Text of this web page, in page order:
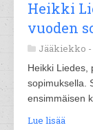
Heikki
vuoden
Jääkiekko -
Heikki Liedes,
sopimuksella.
ensimmäisen
Lue lisää